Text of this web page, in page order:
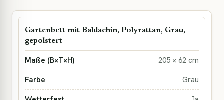
Gartenbett mit Baldachin, Polyrattan, Grau,
gepolstert
205 × 62 cm
Grau